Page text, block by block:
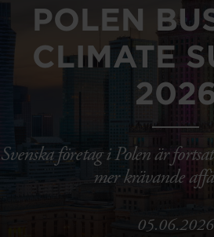
POLEN
CLIMATE
Svenska företag i Polen är
mer krävande
05.06.2026